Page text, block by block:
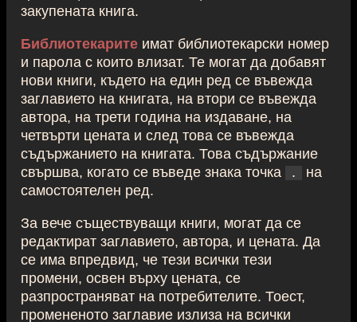
закупената книга.
Библиотекарите имат библиотекарски номер
и парола с които влизат. Те могат да добавят
нови книги, където на един ред се въвежда
заглавието на книгата, на втори се въвежда
автора, на трети година на издаване, на
четвърти цената и след това се въвежда
съдържанието на книгата. Това съдържание
свършва, когато се въведе знака точка
.
на
самостоятелен ред.
За вече съществуващи книги, могат да се
редактират заглавието, автора, и цената. Да
се има впредвид, че тези всички тези
промени, освен върху цената, се
разпространяват на потребителите. Тоест,
промененото заглавие излиза на всички